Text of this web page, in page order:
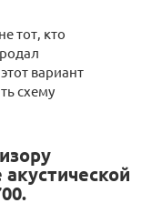
тот, кто
вариант
схему